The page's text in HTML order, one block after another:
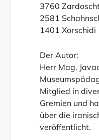
3760
2581
1401 Xorschidi
Der Autor:
Herr Mag.
Mitglied in
Gremien und
über die
veröffentlicht.